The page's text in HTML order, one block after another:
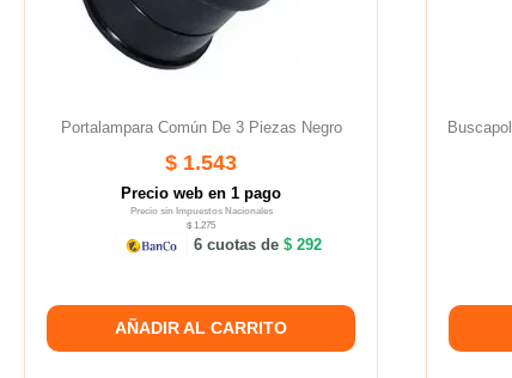
Portalampara Común De 3 Piezas Negro
$ 1.543
Precio web en 1 pago
Precio sin Impuestos Nacionales
$ 1.275
6 cuotas de$ 292
AÑADIR AL CARRITO